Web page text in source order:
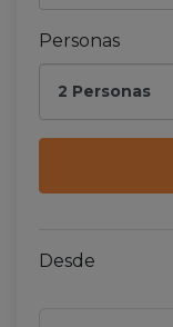
Personas
2 Personas
Desde